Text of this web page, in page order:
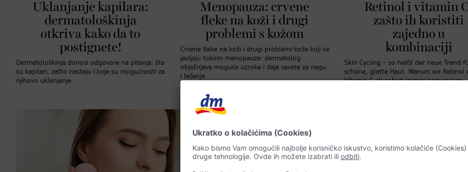
Uklanjanje kapilara:
dermatološkinja
otkriva kako da to
postignete!
Dermatološkinja donosi odgovore na pitanja: šta
su kapilari, zašto nastaju i koje su mogućnosti za
njihovo uklanjanje.
Menopauza: crvene
fleke na koži i drugi
problemi s kožom
Crvene fleke na koži i drugi problemi kože koji se
javljaju tokom menopauze: dermatolog
objašnjava moguće uzroke i daje savete za negu
i lečenje.
Retinol i vitamin
zašto ih koristiti
zajedno u
kombinaciji
Skin Cycling – so heißt der neue Trend
schöne, glatte Haut. Warum wir Retinol
Vitamin C ab sofort immer gemeinsam